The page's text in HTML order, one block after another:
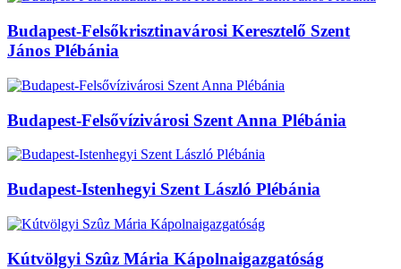
Budapest-Felsőkrisztinavárosi Keresztelő Szent
János Plébánia
Budapest-Felsővízivárosi Szent Anna Plébánia
Budapest-Istenhegyi Szent László Plébánia
Kútvölgyi Szûz Mária Kápolnaigazgatóság